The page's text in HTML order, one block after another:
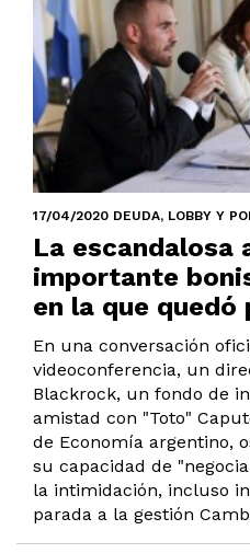
17/04/2020 DEUDA, LOBBY Y
La escandalosa
importante
en la que quedó
En una conversación
videoconferencia, un
Blackrock, un fondo de
amistad con "Toto"
de Economía argentino,
su capacidad de
la intimidación, incluso
parada a la gestión